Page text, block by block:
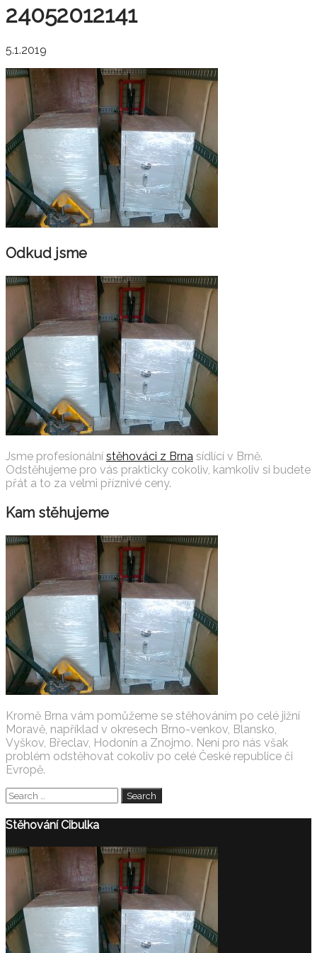
24052012141
5.1.2019
Odkud jsme
Jsme profesionální stěhováci z Brna sídlící v Brně.
Odstěhujeme pro vás prakticky cokoliv, kamkoliv si budete
přát a to za velmi příznivé ceny.
Kam stěhujeme
Kromě Brna vám pomůžeme se stěhováním po celé jižní
Moravě, například v okresech Brno-venkov, Blansko,
Vyškov, Břeclav, Hodonín a Znojmo. Není pro nás však
problém odstěhovat cokoliv po celé České republice či
Evropě.
Stěhování Cibulka